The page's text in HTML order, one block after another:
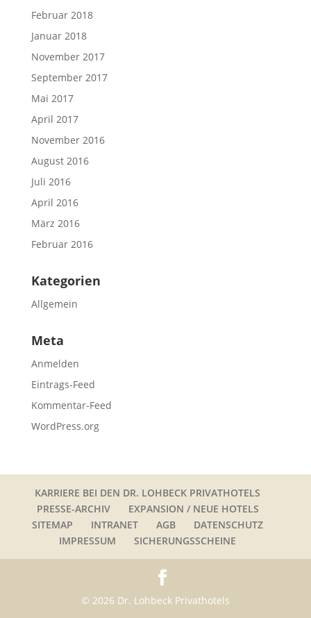
Februar 2018
Januar 2018
November 2017
September 2017
Mai 2017
April 2017
November 2016
August 2016
Juli 2016
April 2016
März 2016
Februar 2016
Kategorien
Allgemein
Meta
Anmelden
Eintrags-Feed
Kommentar-Feed
WordPress.org
KARRIERE BEI DEN DR. LOHBECK PRIVATHOTELS
PRESSE-ARCHIV
EXPANSION / NEUE HOTELS
SITEMAP
INTRANET AGB
DATENSCHUTZ
IMPRESSUM
SICHERUNGSSCHEINE
© 2026 Dr. Lohbeck Privathotels